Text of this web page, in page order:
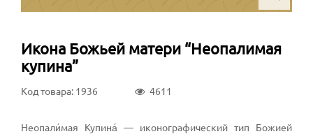
Икона Божьей матери “Неопалимая
купина”
Код товара: 1936 4611
Неопали́мая Купина́ — иконографический тип Божией